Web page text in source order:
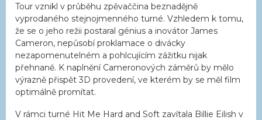
Tour vznikl v průběhu zpěvaččina beznadějně
vyprodaného stejnojmenného turné. Vzhledem k tomu,
že se o jeho režii postaral génius a inovátor James
Cameron, nepůsobí proklamace o divácky
nezapomenutelném a pohlcujícím zážitku nijak
přehnaně. K naplnění Cameronových záměrů by mělo
výrazně přispět 3D provedení, ve kterém by se měl film
optimálně promítat.
V rámci turné Hit Me Hard and Soft zavítala Billie Eilish v